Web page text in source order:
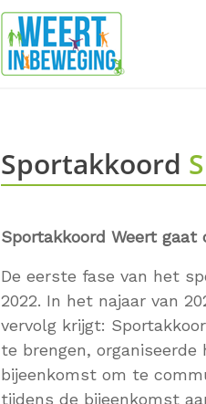
Sportakkoord
Sportakkoord Weert gaat
De eerste fase van het
2022. In het najaar van
vervolg krijgt:
te brengen,
bijeenkomst om te
tijdens de bijeenkomst